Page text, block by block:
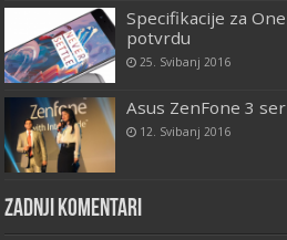
Specifikacije za
potvrdu
25. Svibanj 2016
Asus ZenFone 3
12. Svibanj 2016
Zadnji komentari